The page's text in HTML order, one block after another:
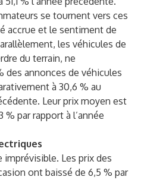
se tournent vers ces
accrue et le sentiment de
les véhicules de
du terrain, ne
des annonces de véhicules
à 30,6 % au
Leur prix moyen est
par rapport à l’année
imprévisible. Les prix des
ont baissé de 6,5 % par